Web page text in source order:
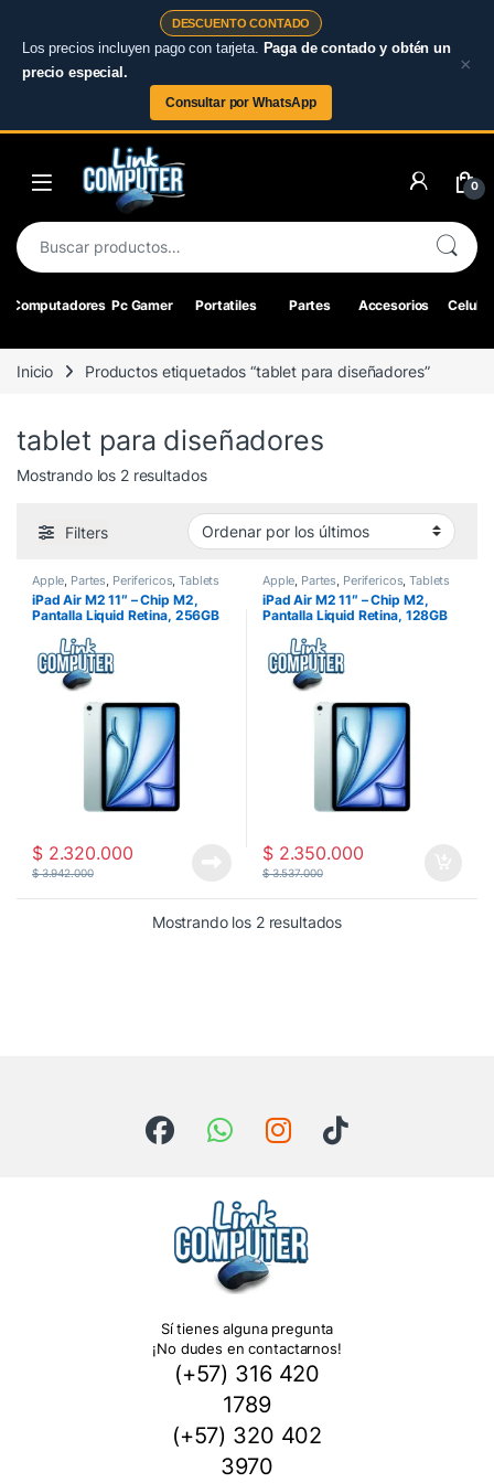
DESCUENTO CONTADO
Los precios incluyen pago con tarjeta. Paga de contado y obtén un
precio especial.
Consultar por WhatsApp
×
Skip to navigation
0
Buscar por:
Computadores Pc Gamer Portatiles Partes Accesorios
Inicio Productos etiquetados “tablet para diseñadores”
tablet para diseñadores
Mostrando los 2 resultadosOrdenado por los últimos
Filters
Apple Partes Perifericos ,Tablets
iPad Air M2 11″ – Chip M2,
Pantalla Liquid Retina, 256GB
$2.320.000
$3.942.000
Apple Partes Perifericos ,Tablets
iPad Air M2 11″ – Chip M2,
Pantalla Liquid Retina, 128GB
$2.350.000
$3.537.000
Mostrando los 2 resultadosOrdenado por los
Sí tienes alguna pregunta
¡No dudes en contactarnos!
(+57) 316 420
1789
(+57) 320 402
3970